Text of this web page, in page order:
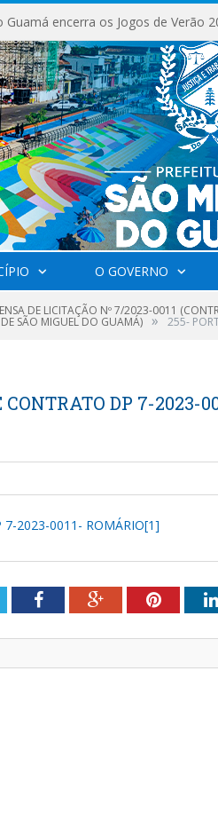
O GOVERNO
DE LICITAÇÃO Nº 7/2023-0011
SÃO MIGUEL DO GUAMÁ) » 255-
DP 7-2023-
7-2023-0011- ROMÁRIO[1]
FacebookGoogle+Pinterest